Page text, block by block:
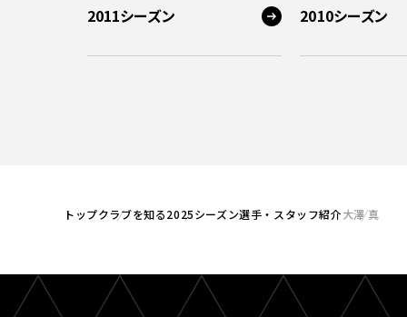
2011シーズン 2010シーズン
トップクラブを知る2025シーズン選手・スタッフ紹介大澤 真